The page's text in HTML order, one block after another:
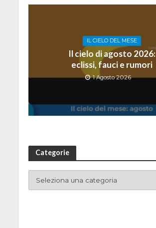
IL CIELO DEL MESE
Il cielo di agosto 2026:
eclissi, fauci e rumori
1 Agosto 2026
Categorie